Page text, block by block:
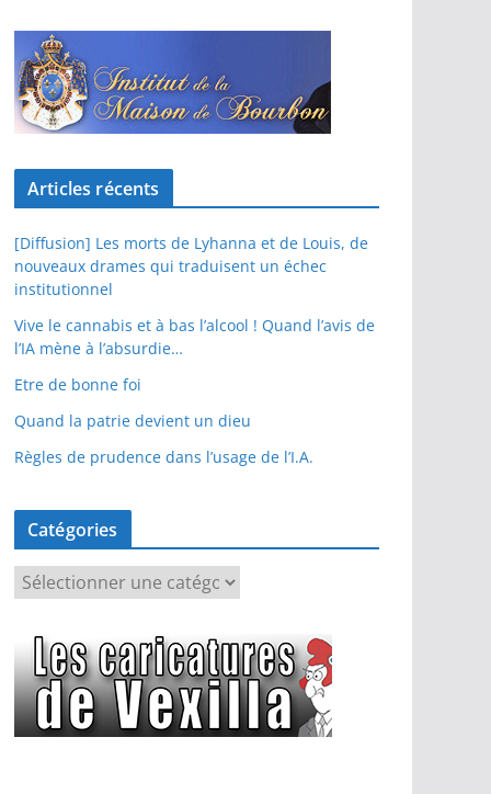
Articles récents
[Diffusion] Les morts de Lyhanna et de Louis, de
nouveaux drames qui traduisent un échec
institutionnel
Vive le cannabis et à bas l’alcool ! Quand l’avis de
l’IA mène à l’absurdie…
Etre de bonne foi
Quand la patrie devient un dieu
Règles de prudence dans l’usage de l’I.A.
Catégories
é
g
o
r